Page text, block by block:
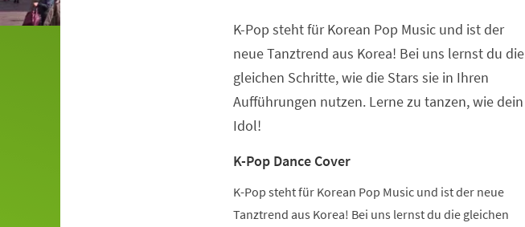
K-Pop steht für Korean Pop Music und ist der
neue Tanztrend aus Korea! Bei uns lernst du die
gleichen Schritte, wie die Stars sie in Ihren
Aufführungen nutzen. Lerne zu tanzen, wie dein
Idol!
K-Pop Dance Cover
K-Pop steht für Korean Pop Music und ist der neue
Tanztrend aus Korea! Bei uns lernst du die gleichen